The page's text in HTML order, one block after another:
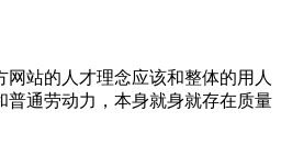
网站的人才理念应该和整体的用人
普通劳动力，本身就身就存在质量